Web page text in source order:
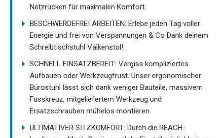
Netzrücken für maximalen Komfort.
BESCHWERDEFREI ARBEITEN: Erlebe jeden Tag voller
Energie und frei von Verspannungen & Co Dank deinem
Schreibtischstuhl Valkenstol!
SCHNELL EINSATZBEREIT: Vergiss kompliziertes
Aufbauen oder Werkzeugfrust. Unser ergonomischer
Bürostuhl lässt sich dank weniger Bauteile, massivem
Fusskreuz, mitgeliefertem Werkzeug und
Ersatzschrauben mühelos montieren.
ULTIMATIVER SITZKOMFORT: Durch die REACH-